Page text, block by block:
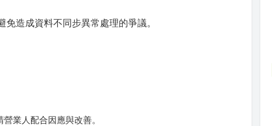
造成資料不同步異常處理的爭議。
業人配合因應與改善。